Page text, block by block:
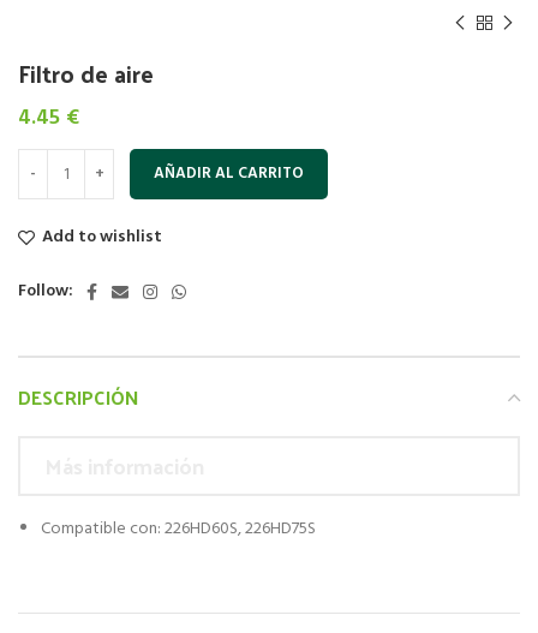
Filtro de aire
4.45 €
AÑADIR AL CARRITO
Add to wishlist
Follow:
DESCRIPCIÓN
Compatible con: 226HD60S, 226HD75S